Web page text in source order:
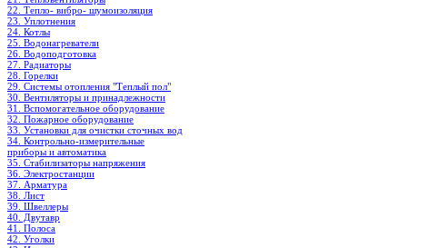
22. Тепло- вибро- шумоизоляция
23. Уплотнения
24. Котлы
25. Водонагреватели
26. Водоподготовка
27. Радиаторы
28. Горелки
29. Системы отопления "Теплый пол"
30. Вентиляторы и принадлежности
31. Вспомогательное оборудование
32. Пожарное оборудование
33. Установки для очистки сточных вод
34. Контрольно-измерительные
приборы и автоматика
35. Стабилизаторы напряжения
36. Электростанции
37. Арматура
38. Лист
39. Швеллеры
40. Двутавр
41. Полоса
42. Уголки